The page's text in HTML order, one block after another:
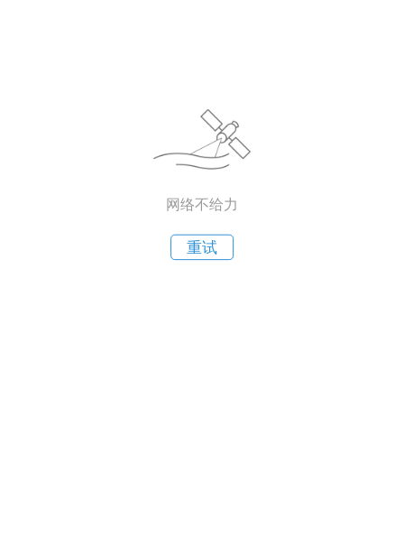
网络不给力
重试